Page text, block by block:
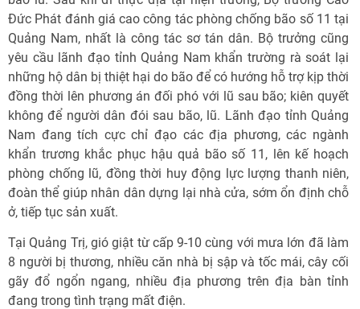
Đức Phát đánh giá cao công tác phòng chống bão số 11 tại
Quảng Nam, nhất là công tác sơ tán dân. Bộ trưởng cũng
yêu cầu lãnh đạo tỉnh Quảng Nam khẩn trường rà soát lại
những hộ dân bị thiệt hại do bão để có hướng hỗ trợ kịp thời
đồng thời lên phương án đối phó với lũ sau bão; kiên quyết
không để người dân đói sau bão, lũ. Lãnh đạo tỉnh Quảng
Nam đang tích cực chỉ đạo các địa phương, các ngành
khẩn trương khắc phục hậu quả bão số 11, lên kế hoạch
phòng chống lũ, đồng thời huy động lực lượng thanh niên,
đoàn thể giúp nhân dân dựng lại nhà cửa, sớm ổn định chỗ
ở, tiếp tục sản xuất.
Tại Quảng Trị, gió giật từ cấp 9-10 cùng với mưa lớn đã làm
8 người bị thương, nhiều căn nhà bị sập và tốc mái, cây cối
gãy đổ ngổn ngang, nhiều địa phương trên địa bàn tỉnh
đang trong tình trạng mất điện.